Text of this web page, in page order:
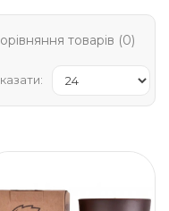
товарів (0)